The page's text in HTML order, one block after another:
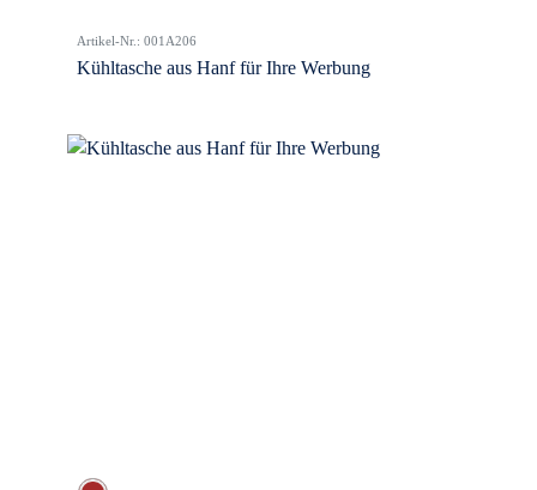
Artikel-Nr.: 001A206
Kühltasche aus Hanf für Ihre Werbung